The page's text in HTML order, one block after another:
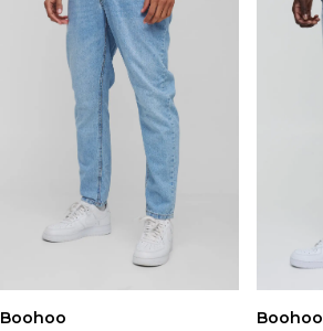
Boohoo
Boohoo